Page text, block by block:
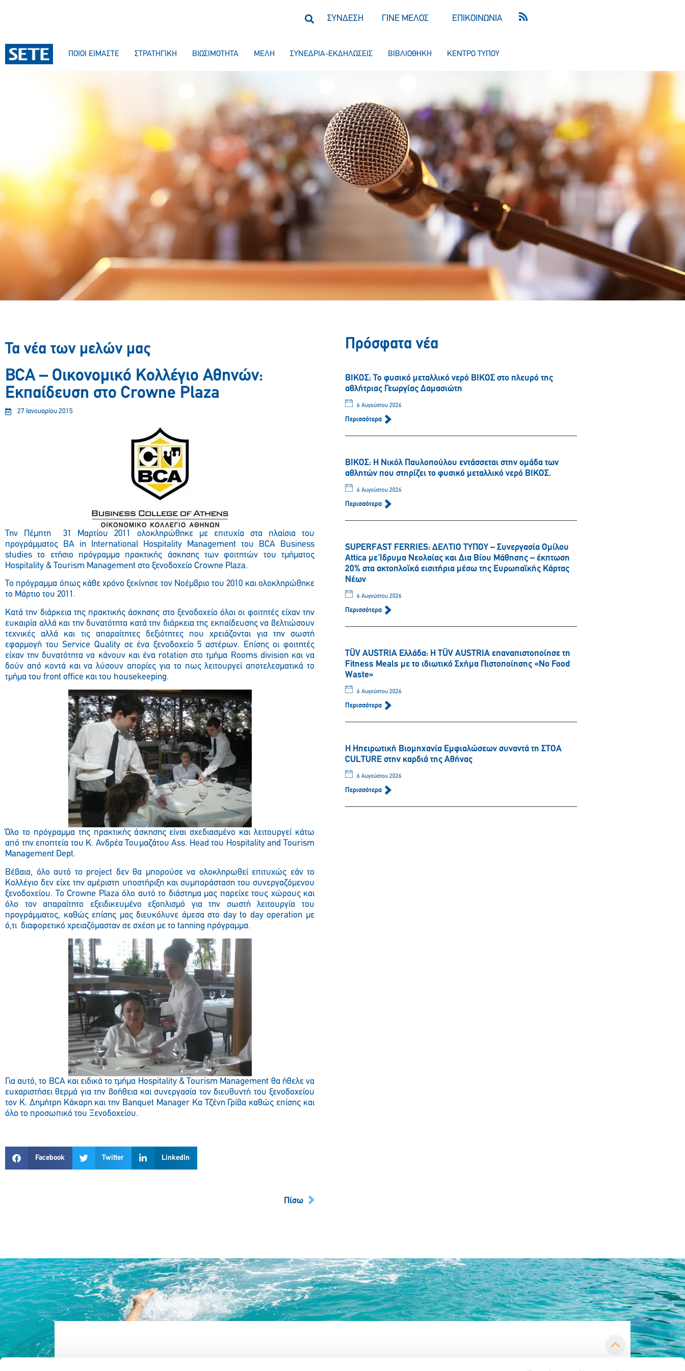
ΣΥΝΔΕΣΗ ΓΙΝΕ ΜΕΛΟΣ ΕΠΙΚΟΙΝΩΝΙΑ
ΠΟΙΟΙ ΕΙΜΑΣΤΕ ΣΤΡΑΤΗΓΙΚΗ ΒΙΩΣΙΜΟΤΗΤΑ ΜΕΛΗ ΣΥΝΕΔΡΙΑ-ΕΚΔΗΛΩΣΕΙΣ ΒΙΒΛΙΟΘΗΚΗ ΚΕΝΤΡΟ ΤΥΠΟΥ
Τα νέα των μελών μας
BCA – Οικονομικό Κολλέγιο Αθηνών:
Εκπαίδευση στο Crowne Plaza
27 Ιανουαρίου 2015
Την Πέμπτη 31 Μαρτίου 2011 ολοκληρώθηκε με επιτυχία στα πλαίσια του
προγράμματος BA in International Hospitality Management του BCA Business
studies το ετήσιο πρόγραμμα πρακτικής άσκησης των φοιτητών του τμήματος
Hospitality & Tourism Management στο ξενοδοχείο Crowne Plaza.
Το πρόγραμμα όπως κάθε χρόνο ξεκίνησε τον Νοέμβριο του 2010 και ολοκληρώθηκε
το Μάρτιο του 2011.
Κατά την διάρκεια της πρακτικής άσκησης στο ξενοδοχείο όλοι οι φοιτητές είχαν την
ευκαιρία αλλά και την δυνατότητα κατά την διάρκεια της εκπαίδευσης να βελτιώσουν
τεχνικές αλλά και τις απαραίτητες δεξιότητες που χρειάζονται για την σωστή
εφαρμογή του Service Quality σε ένα ξενοδοχείο 5 αστέρων. Επίσης οι φοιτητές
είχαν την δυνατότητα να κάνουν και ένα rotation στο τμήμα Rooms division και να
δούν από κοντά και να λύσουν απορίες για το πως λειτουργεί αποτελεσματικά το
τμήμα του front office και του housekeeping.
Όλο το πρόγραμμα της πρακτικής άσκησης είναι σχεδιασμένο και λειτουργεί κάτω
από την εποπτεία του Κ. Ανδρέα Τουμαζάτου Ass. Head του Hospitality and Tourism
Management Dept.
Βέβαια, όλο αυτό το project δεν θα μπορούσε να ολοκληρωθεί επιτυχώς εάν το
Κολλέγιο δεν είχε την αμέριστη υποστήριξη και συμπαράσταση του συνεργαζόμενου
ξενοδοχείου. Το Crowne Plaza όλο αυτό το διάστημα μας παρείχε τους χώρους και
όλο τον απαραίτητο εξειδικευμένο εξοπλισμό για την σωστή λειτουργία του
προγράμματος, καθώς επίσης μας διευκόλυνε άμεσα στο day to day operation με
ό,τι διαφορετικό χρειαζόμασταν σε σχέση με το tanning πρόγραμμα.
Για αυτό, το BCA και ειδικά το τμήμα Hospitality & Tourism Management θα ήθελε να
ευχαριστήσει θερμά για την βοήθεια και συνεργασία τον διευθυντή του ξενοδοχείου
τον Κ. Δημήτρη Κάκαρη και την Banquet Manager Κα Τζένη Γρίβα καθώς επίσης και
όλο το προσωπικό του Ξενοδοχείου.
Facebook Twitter LinkedIn
Πίσω
Πρόσφατα νέα
ΒΙΚΟΣ: Το φυσικό μεταλλικό νερό ΒΙΚΟΣ στο πλευρό της
αθλήτριας Γεωργίας Δαμασιώτη
6 Αυγούστου 2026
Περισσότερα
ΒΙΚΟΣ: Η Νικόλ Παυλοπούλου εντάσσεται στην ομάδα των
αθλητών που στηρίζει το φυσικό μεταλλικό νερό ΒΙΚΟΣ.
6 Αυγούστου 2026
Περισσότερα
SUPERFAST FERRIES: ΔΕΛΤΙΟ ΤΥΠΟΥ – Συνεργασία Ομίλου
Attica με Ίδρυμα Νεολαίας και Δια Βίου Μάθησης – έκπτωση
20% στα ακτοπλοϊκά εισιτήρια μέσω της Ευρωπαϊκής Κάρτας
Νέων
6 Αυγούστου 2026
Περισσότερα
TÜV AUSTRIA Ελλάδα: Η TÜV AUSTRIA επαναπιστοποίησε τη
Fitness Meals με το ιδιωτικό Σχήμα Πιστοποίησης «No Food
Waste»
6 Αυγούστου 2026
Περισσότερα
Η Ηπειρωτική Βιομηχανία Εμφιαλώσεων συναντά τη ΣΤΟΑ
CULTURE στην καρδιά της Αθήνας
6 Αυγούστου 2026
Περισσότερα